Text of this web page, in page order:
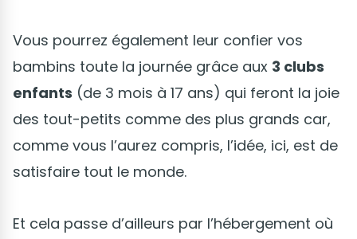
Vous pourrez également leur confier vos
bambins toute la journée grâce aux 3 clubs
enfants (de 3 mois à 17 ans) qui feront la joie
des tout-petits comme des plus grands car,
comme vous l’aurez compris, l’idée, ici, est de
satisfaire tout le monde.
Et cela passe d’ailleurs par l’hébergement où